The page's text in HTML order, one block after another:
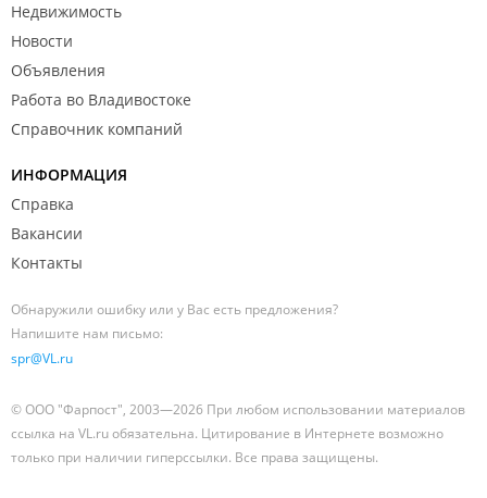
Недвижимость
Новости
Объявления
Работа во Владивостоке
Справочник компаний
ИНФОРМАЦИЯ
Справка
Вакансии
Контакты
Обнаружили ошибку или у Вас есть предложения?
Напишите нам письмо:
spr@VL.ru
© ООО "Фарпост", 2003—2026 При любом использовании материалов
ссылка на VL.ru обязательна. Цитирование в Интернете возможно
только при наличии гиперссылки. Все права защищены.